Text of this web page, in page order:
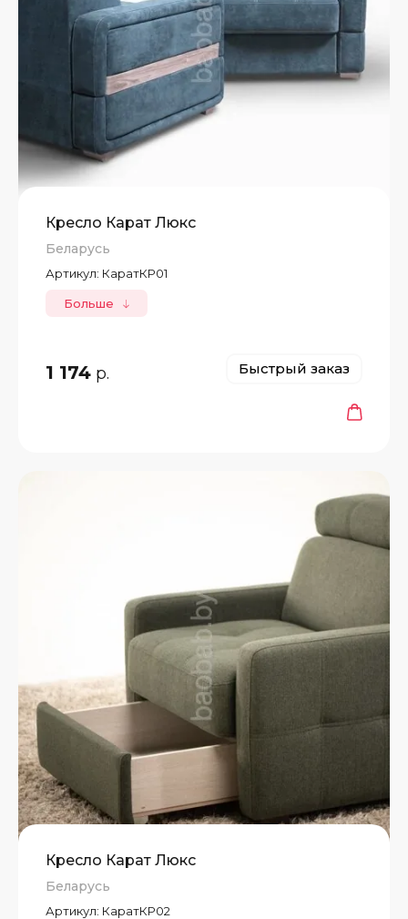
Кресло Карат Люкс
Беларусь
Артикул: КаратКР01
Больше
1 174 р. Быстрый заказ
Кресло Карат Люкс
Беларусь
Артикул: КаратКР02